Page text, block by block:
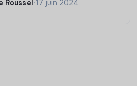
Roussel•17 juin 2024